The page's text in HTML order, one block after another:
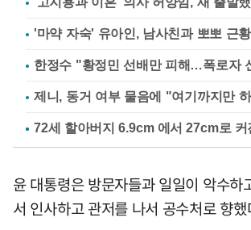
'마약 자숙' 유아인, 남사친과 뽀뽀 근황
한정수 "황정민 선배만 피해…폭로자
제니, 동거 여부 물음에 "여기까지만
윤 대통령은 방문자들과 일일이 악수하
서 인사하고 관저를 나서 공수처로 향했